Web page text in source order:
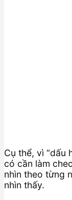
Cụ thể, vì “dấu
có cần làm
nhìn theo từng
nhìn thấy.